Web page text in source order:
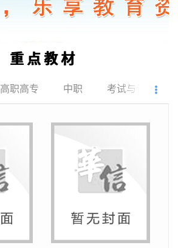
重 点 教 材
高职高专 中职 考试与认证